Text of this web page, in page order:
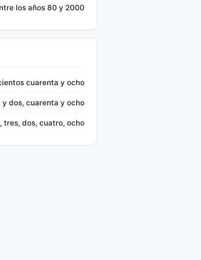
los años 80 y 2000
cuarenta y ocho
dos, cuarenta y ocho
tres, dos, cuatro, ocho